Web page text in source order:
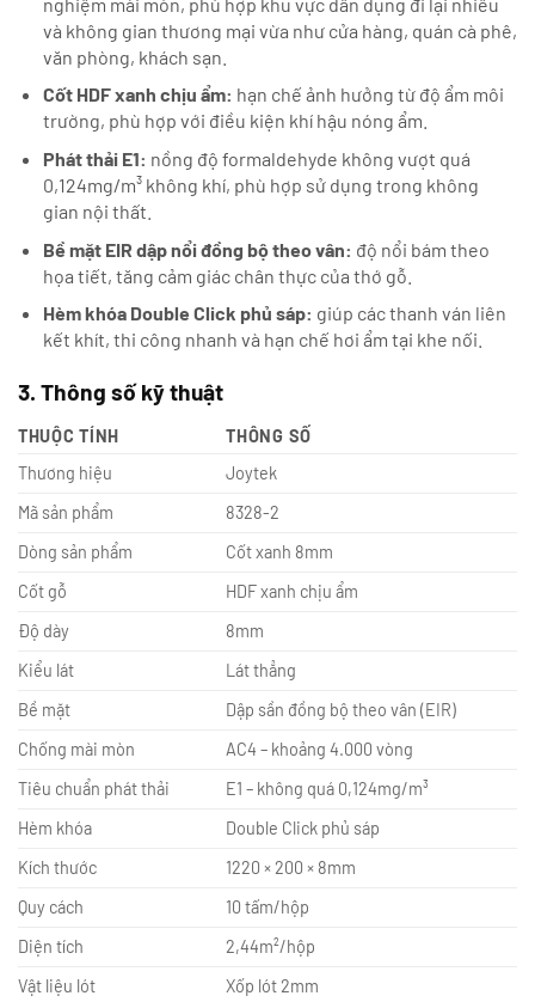
và không gian thương mại vừa như cửa hàng, quán cà phê,
văn phòng, khách sạn.
Cốt HDF xanh chịu ẩm: hạn chế ảnh hưởng từ độ ẩm môi
trường, phù hợp với điều kiện khí hậu nóng ẩm.
Phát thải E1: nồng độ formaldehyde không vượt quá
0,124mg/m³ không khí, phù hợp sử dụng trong không
gian nội thất.
Bề mặt EIR dập nổi đồng bộ theo vân: độ nổi bám theo
họa tiết, tăng cảm giác chân thực của thớ gỗ.
Hèm khóa Double Click phủ sáp: giúp các thanh ván liên
kết khít, thi công nhanh và hạn chế hơi ẩm tại khe nối.
3. Thông số kỹ thuật
THUỘC TÍNH
THÔNG SỐ
Thương hiệu
Joytek
Mã sản phẩm
8328-2
Dòng sản phẩm
Cốt xanh 8mm
Cốt gỗ
HDF xanh chịu ẩm
Độ dày
8mm
Kiểu lát
Lát thẳng
Bề mặt
Dập sần đồng bộ theo vân (EIR)
Chống mài mòn
AC4 – khoảng 4.000 vòng
Tiêu chuẩn phát thải
E1 – không quá 0,124mg/m³
Hèm khóa
Double Click phủ sáp
Kích thước
1220 × 200 × 8mm
Quy cách
10 tấm/hộp
Diện tích
2,44m²/hộp
Vật liệu lót
Xốp lót 2mm